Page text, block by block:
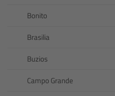
Bonito
Brasilia
Buzios
Campo Grande